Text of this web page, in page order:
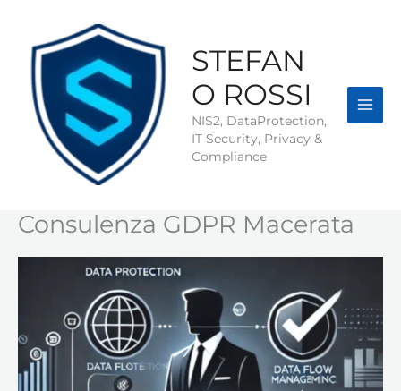
contenuto
STEFAN
O ROSSI
NIS2, DataProtection,
IT Security, Privacy &
Compliance
Consulenza GDPR Macerata